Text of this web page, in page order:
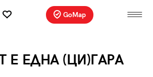
GoMap
Е ЕДНА (ЦИ)ГАРА